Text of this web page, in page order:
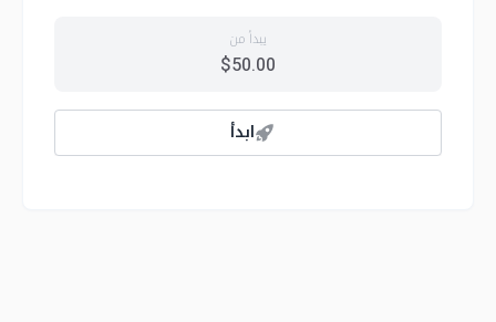
يبدأ من
$50.00
ابدأ